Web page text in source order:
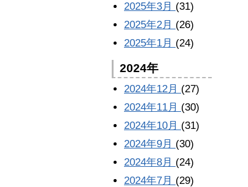
2025年3月 (31)
2025年2月 (26)
2025年1月 (24)
2024年
2024年12月 (27)
2024年11月 (30)
2024年10月 (31)
2024年9月 (30)
2024年8月 (24)
2024年7月 (29)